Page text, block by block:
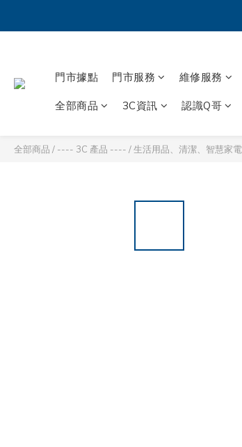
門市據點 門市服務 維修服務
全部商品 3C資訊 認識Q哥
全部商品 / ---- 3C 產品 ---- /生活用品、清潔、智慧家電